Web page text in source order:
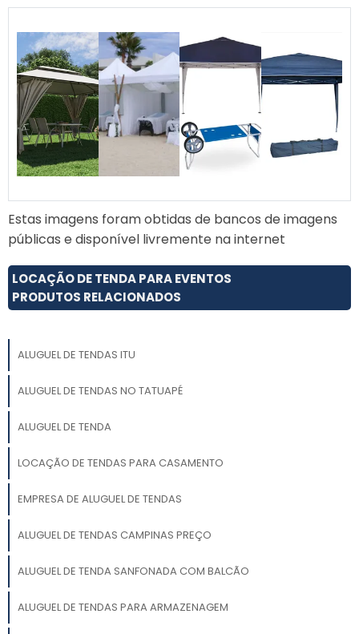
qualidade e esteticamente
atender suas necessidades
com eficiência e estilo.
Estas imagens foram obtidas de bancos de imagens
públicas e disponível livremente na internet
LOCAÇÃO DE TENDA PARA EVENTOS
PRODUTOS RELACIONADOS
ALUGUEL DE TENDAS ITU
ALUGUEL DE TENDAS NO TATUAPÉ
ALUGUEL DE TENDA
LOCAÇÃO DE TENDAS PARA CASAMENTO
EMPRESA DE ALUGUEL DE TENDAS
ALUGUEL DE TENDAS CAMPINAS PREÇO
ALUGUEL DE TENDA SANFONADA COM BALCÃO
ALUGUEL DE TENDAS PARA ARMAZENAGEM